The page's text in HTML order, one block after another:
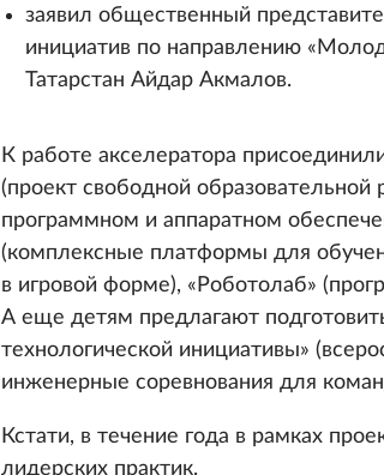
заявил общественный
инициатив по направлению
Татарстан Айдар Акмалов.
К работе акселератора
(проект свободной образовательной
программном и аппаратном
(комплексные платформы для
в игровой форме), «Роботолаб»
А еще детям предлагают
технологической инициативы»
инженерные соревнования для
Кстати, в течение года в рамках
лидерских практик.